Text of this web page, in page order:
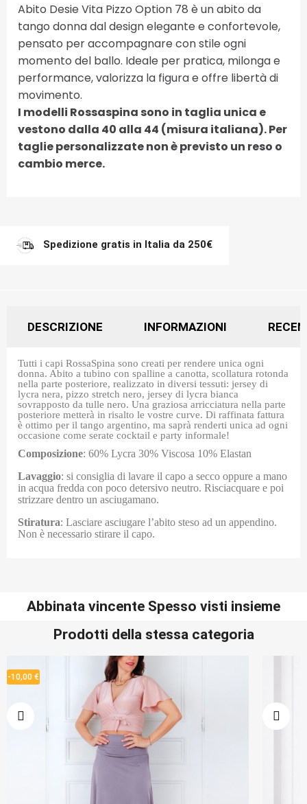
Abito Desie Vita Pizzo Option 78 è un abito da
tango donna dal design elegante e confortevole,
pensato per accompagnare con stile ogni
momento del ballo. Ideale per pratica, milonga e
performance, valorizza la figura e offre libertà di
movimento.
I modelli Rossaspina sono in taglia unica e
vestono dalla 40 alla 44 (misura italiana). Per
taglie personalizzate non è previsto un reso o
cambio merce.
Spedizione gratis in Italia da 250€
DESCRIZIONE INFORMAZIONI
Tutti i capi RossaSpina sono creati per rendere unica ogni
donna. Abito a tubino con spalline a canotta, scollatura rotonda
nella parte posteriore, realizzato in diversi tessuti: jersey di
lycra nera, pizzo stretch nero, jersey di lycra bianca
sovrapposto da tulle nero. Una graziosa arricciatura nella parte
posteriore metterà in risalto le vostre curve. Di raffinata fattura
è ottimo per il tango argentino, ma saprà renderti unica ad ogni
occasione come serate cocktail e party informale!
Composizione: 60% Lycra 30% Viscosa 10% Elastan
Lavaggio: si consiglia di lavare il capo a secco oppure a mano
in acqua fredda con poco detersivo neutro. Risciacquare e poi
strizzare dentro un asciugamano.
Stiratura: Lasciare asciugare l’abito steso ad un appendino.
Non è necessario stirare il capo.
Abbinata vincente Spesso visti insieme
Prodotti della stessa categoria
-10,00 €